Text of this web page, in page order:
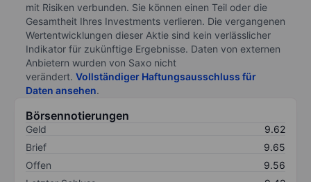
mit Risiken verbunden. Sie können einen Teil oder die
Gesamtheit Ihres Investments verlieren. Die vergangenen
Wertentwicklungen dieser Aktie sind kein verlässlicher
Indikator für zukünftige Ergebnisse. Daten von externen
Anbietern wurden von Saxo nicht
verändert. Vollständiger Haftungsausschluss für
Daten ansehen.
Börsennotierungen
Geld
9.62
Brief
9.65
Offen
9.56